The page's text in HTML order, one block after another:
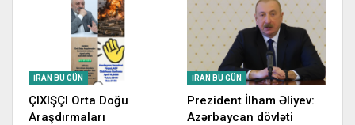
İRAN BU GÜN
ÇIXIŞÇI Orta Doğu
Araşdırmaları
İRAN BU GÜN
Prezident İlham Əliyev:
Azərbaycan dövləti